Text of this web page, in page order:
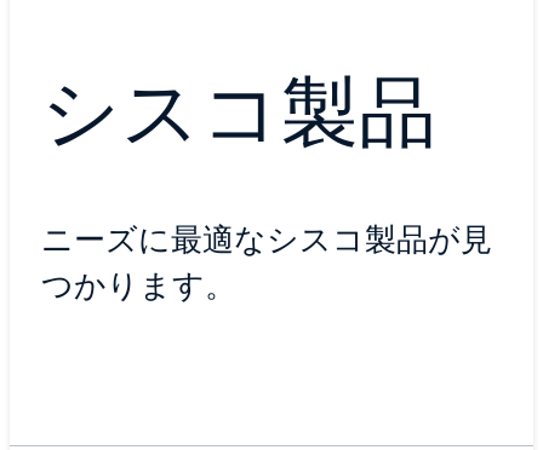
シスコ製品
ニーズに最適なシスコ製品が見
つかります。